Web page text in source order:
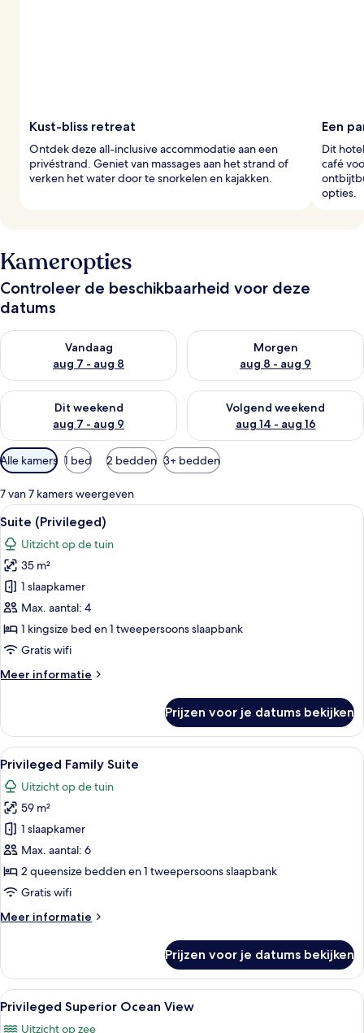
Kust-bliss retreat
Ontdek deze all-inclusive accommodatie aan een
privéstrand. Geniet van massages aan het strand of
verken het water door te snorkelen en kajakken.
Een
Dit
café
opties.
Kameropties
Controleer de beschikbaarheid voor deze
datums
Vandaag
aug 7 - aug 8
De beschikbaarheid controleren voor vanavond aug 7 - aug 8
Morgen
aug 8 - aug 9
De beschikbaarheid
Dit weekend
aug 7 - aug 9
De beschikbaarheid controleren voor dit weekend aug 7 -
Volgend weekend
aug 14 - aug 16
De beschikbaarheid
Beschikbare
filters
voor
kamers
Alle kamers 1 bed 2 bedden 3+ bedden
7 van 7 kamers weergeven
Alle
foto's
voor
Suite
(Privileged)
laden
Een moderne hotelkamer met een
5
Suite (Privileged)
Uitzicht op de tuin
35 m²
1 slaapkamer
Max. aantal: 4
1 kingsize bed en 1 tweepersoons slaapbank
Gratis wifi
Meer informatie
Meer
(Privileged)
Prijzen voor je datums bekijken
Alle
foto's
voor
Privileged
Family
Suite
laden
Hotelkamer met twee bedden, een
7
Privileged Family Suite
Uitzicht op de tuin
59 m²
1 slaapkamer
Max. aantal: 6
2 queensize bedden en 1 tweepersoons slaapbank
Gratis wifi
Meer informatie
Meer
Family
Suite
Prijzen voor je datums bekijken
Alle
foto's
Een hotelkamer met een groot bed,
4
Privileged Superior Ocean View
Uitzicht op zee